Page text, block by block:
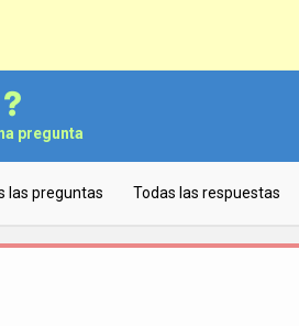
pregunta
las preguntas Todas las respuestas